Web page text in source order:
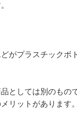
がプラスチックボ
としては別のもの
リットがあります。